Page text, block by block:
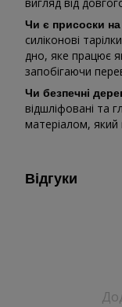
Чи є присоски на
силіконові
дно, яке працює
запобігаючи
Чи безпечні
відшліфовані та
матеріалом, який
Відгуки